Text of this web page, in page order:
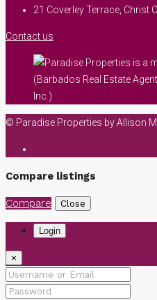
21 Coverley Terrace, Christ
Contact us
© Paradise Properties by Allison
Compare listings
Compare Close
Login
×